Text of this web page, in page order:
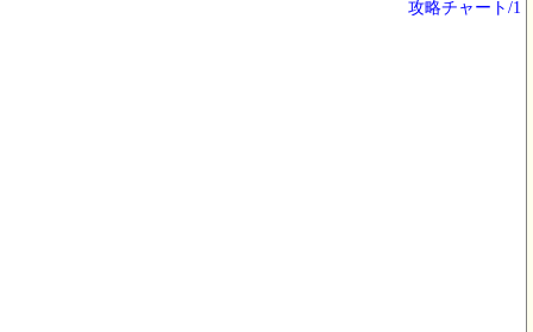
攻略チャート/1